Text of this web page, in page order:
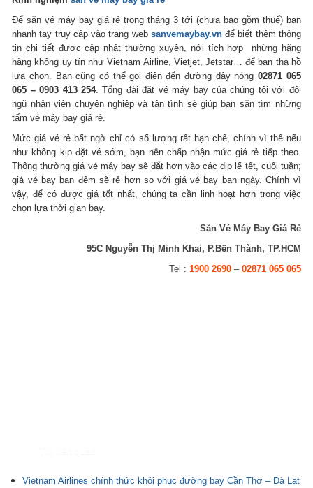
Để săn vé máy bay giá rẻ trong tháng 3 tới (chưa bao gồm thuế) bạn
nhanh tay truy cập vào trang web sanvemaybay.vnđể biết thêm thông
tin chi tiết được cập nhật thường xuyên, nới tích hợp những hãng
hàng không uy tín như Vietnam Airline, Vietjet, Jetstar… để bạn tha hồ
lựa chọn. Bạn cũng có thể gọi điện đến đường dây nóng02871 065
065 – 0903 413 254. Tổng đài đặt vé máy bay của chúng tôi với đội
ngũ nhân viên chuyên nghiệp và tận tình sẽ giúp bạn săn tìm những
tấm vé máy bay giá rẻ.
Mức giá vé rẻ bất ngờ chỉ có số lượng rất hạn chế, chính vì thế nếu
như không kịp đặt vé sớm, bạn nên chấp nhận mức giá rẻ tiếp theo.
Thông thường giá vé máy bay sẽ đắt hơn vào các dịp lế tết, cuối tuần;
giá vé bay ban đêm sẽ rẻ hơn so với giá vé bay ban ngày. Chính vì
vậy, để có được giá tốt nhất, chúng ta cần linh hoạt hơn trong việc
chọn lựa thời gian bay.
Săn Vé Máy Bay Giá Rẻ
95C Nguyễn Thị Minh Khai, P.Bến Thành, TP.HCM
Tel : 1900 2690– 02871 065 065
Vietnam Airlines chính thức khôi phục đường bay Cần Thơ – Đà Lạt